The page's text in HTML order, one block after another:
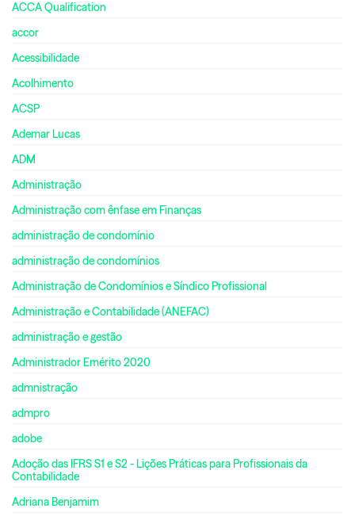
ACCA Qualification
accor
Acessibilidade
Acolhimento
ACSP
Ademar Lucas
ADM
Administração
Administração com ênfase em Finanças
administração de condomínio
administração de condomínios
Administração de Condomínios e Síndico Profissional
Administração e Contabilidade (ANEFAC)
administração e gestão
Administrador Emérito 2020
admnistração
admpro
adobe
Adoção das IFRS S1 e S2 - Lições Práticas para Profissionais da
Contabilidade
Adriana Benjamim